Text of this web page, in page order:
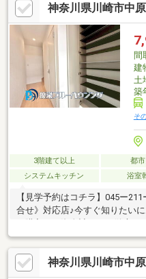
神奈川県川崎市中
間
建
土
築
そ
3階建て以上 都
システムキッチン
浴室
【見学予約はコチラ】045ー
合せ》対応店♪今すぐ知りたい
ーンのご相談もおまかせくだ
ー相談無料！支払計画もサポ
学！とことん比較検討♪◆ご自
チャイルドシート完備！小さ
神奈川県川崎市中